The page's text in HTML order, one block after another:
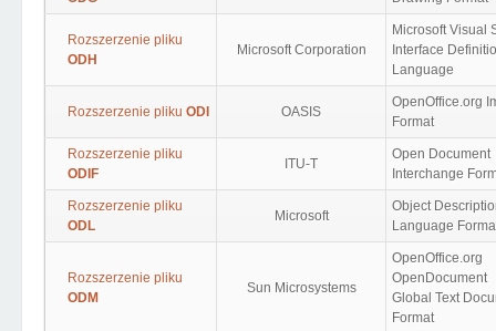
Rozszerzenie pliku
ODH
Microsoft Corporation
Microsoft Visual
Interface
Language
Rozszerzenie pliku ODI OASIS
OpenOffice.org
Format
Rozszerzenie pliku
ODIF
ITU-T
Open Document
Interchange
Rozszerzenie pliku
ODL
Microsoft
Object
Language
Rozszerzenie pliku
ODM
Sun Microsystems
OpenOffice.org
OpenDocument
Global Text
Format